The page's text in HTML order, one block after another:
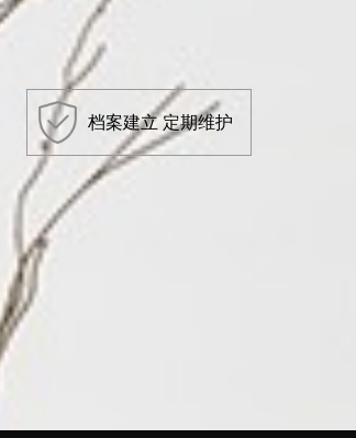
档案建立 定期维护